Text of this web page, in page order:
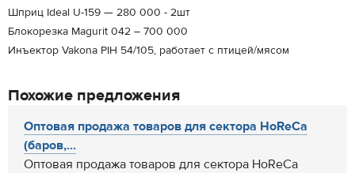
Шприц Ideal U-159 — 280 000 - 2шт
Блокорезка Magurit 042 – 700 000
Инъектор Vakona PIH 54/105, работает с птицей/мясом
Похожие предложения
Оптовая продажа товаров для сектора HoReCa
(баров,...
Оптовая продажа товаров для сектора HoReCa